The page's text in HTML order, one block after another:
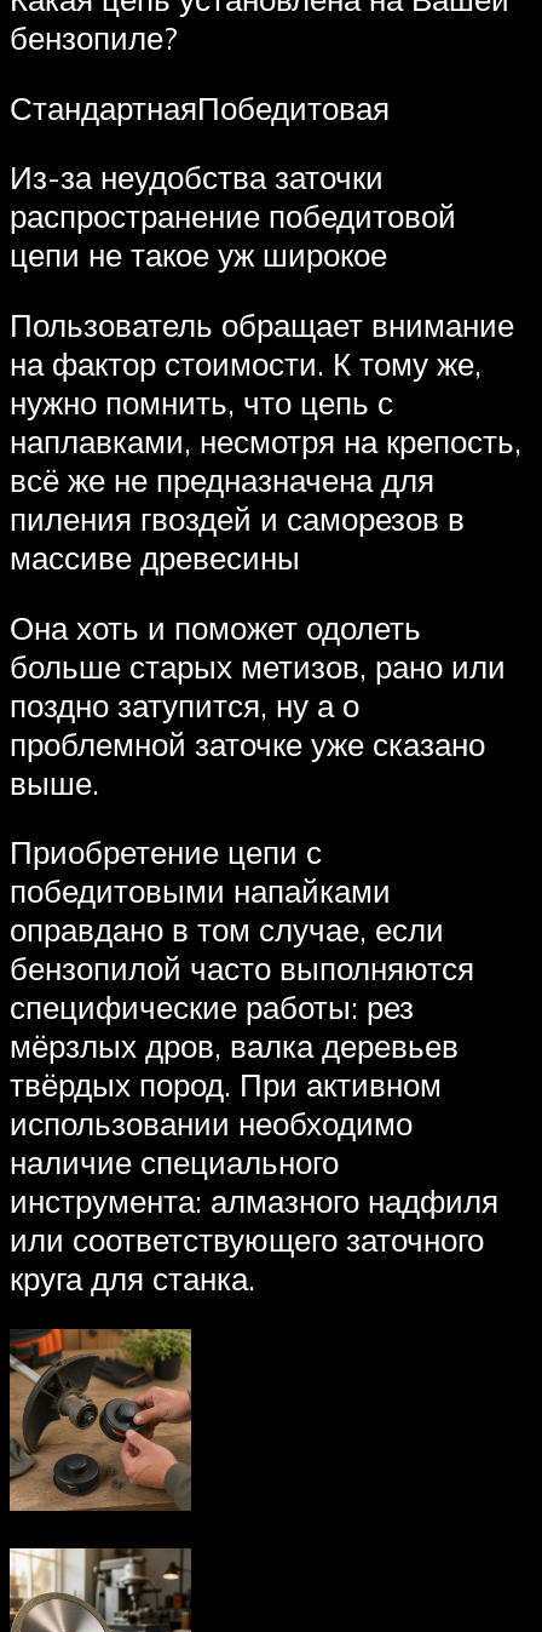
бензопиле?
СтандартнаяПобедитовая
Из-за неудобства заточки
распространение победитовой
цепи не такое уж широкое
Пользователь обращает внимание
на фактор стоимости. К тому же,
нужно помнить, что цепь с
наплавками, несмотря на крепость,
всё же не предназначена для
пиления гвоздей и саморезов в
массиве древесины
Она хоть и поможет одолеть
больше старых метизов, рано или
поздно затупится, ну а о
проблемной заточке уже сказано
выше.
Приобретение цепи с
победитовыми напайками
оправдано в том случае, если
бензопилой часто выполняются
специфические работы: рез
мёрзлых дров, валка деревьев
твёрдых пород. При активном
использовании необходимо
наличие специального
инструмента: алмазного надфиля
или соответствующего заточного
круга для станка.